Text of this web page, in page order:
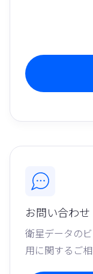
お問い合わせ
衛星データの
用に関するご